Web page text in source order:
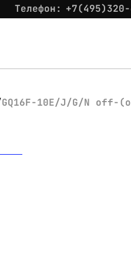
Телефон:
GQ16F-10E/J/G/N off-